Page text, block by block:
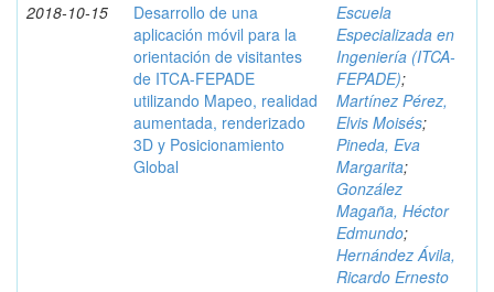
2018-10-15
Desarrollo de una
aplicación móvil para la
orientación de visitantes
de ITCA-FEPADE
utilizando Mapeo, realidad
aumentada, renderizado
3D y Posicionamiento
Global
Escuela
Especializada en
Ingeniería (ITCA-
FEPADE);
Martínez Pérez,
Elvis Moisés;
Pineda, Eva
Margarita;
González
Magaña, Héctor
Edmundo;
Hernández Ávila,
Ricardo Ernesto